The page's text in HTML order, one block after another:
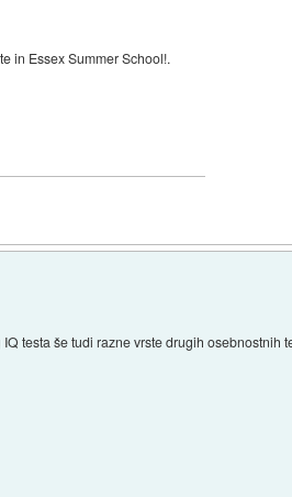
in Essex Summer School!.
testa še tudi razne vrste drugih osebnostnih